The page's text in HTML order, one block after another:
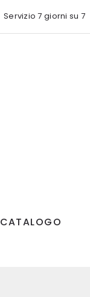
Servizio 7 giorni su 7
CATALOGO